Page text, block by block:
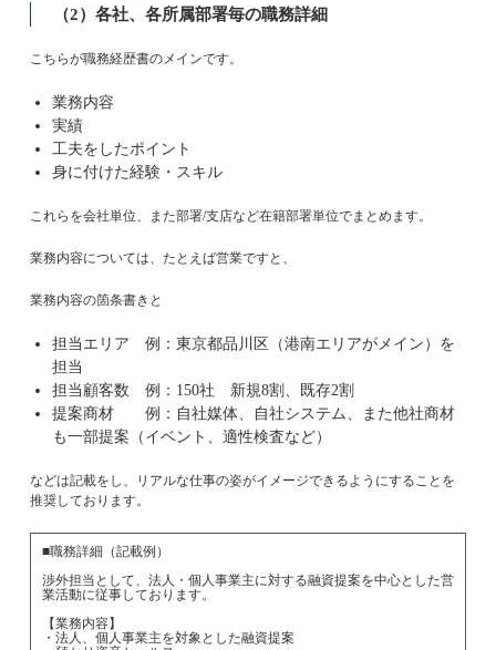
（2）各社、各所属部署毎の職務詳細
こちらが職務経歴書のメインです。
業務内容
実績
工夫をしたポイント
身に付けた経験・スキル
これらを会社単位、また部署/支店など在籍部署単位でまとめます。
業務内容については、たとえば営業ですと、
業務内容の箇条書きと
担当エリア 例：東京都品川区（港南エリアがメイン）を
担当
担当顧客数 例：150社 新規8割、既存2割
提案商材 例：自社媒体、自社システム、また他社商材
も一部提案（イベント、適性検査など）
などは記載をし、リアルな仕事の姿がイメージできるようにすることを
推奨しております。
■職務詳細（記載例）
渉外担当として、法人・個人事業主に対する融資提案を中心とした営
業活動に従事しております。
【業務内容】
・法人、個人事業主を対象とした融資提案